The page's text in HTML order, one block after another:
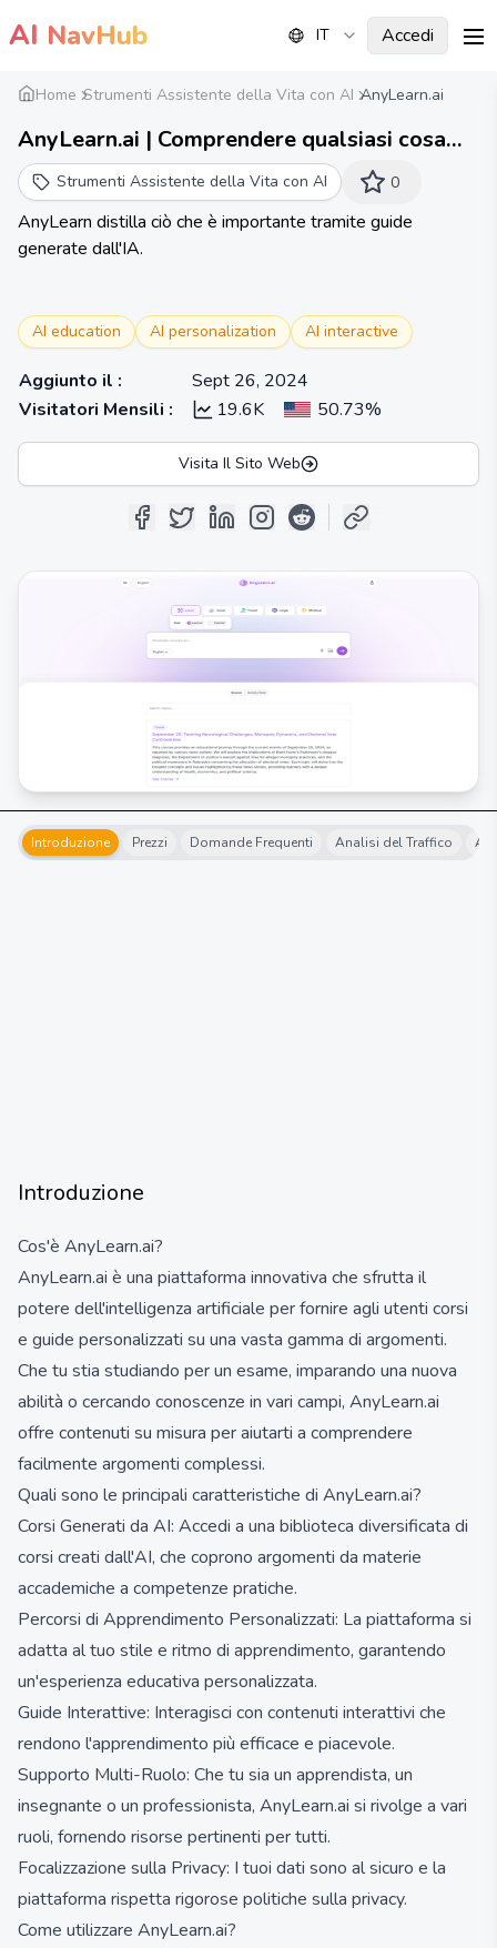
AI NavHub IT Accedi
Home Strumenti Assistente della Vita con AI AnyLearn.ai
AnyLearn.ai | Comprendere qualsiasi cosa
con corsi e guide generati dall'IA
Strumenti Assistente della Vita con AI 0
AnyLearn distilla ciò che è importante tramite guide
generate dall'IA.
AI education AI personalization AI interactive
Aggiunto il :
Sept 26, 2024
Visitatori Mensili : 19.6K 50.73%
Visita Il Sito Web
Introduzione Prezzi Domande Frequenti Analisi del Traffico
Introduzione
Cos'è AnyLearn.ai?
AnyLearn.ai è una piattaforma innovativa che sfrutta il
potere dell'intelligenza artificiale per fornire agli utenti corsi
e guide personalizzati su una vasta gamma di argomenti.
Che tu stia studiando per un esame, imparando una nuova
abilità o cercando conoscenze in vari campi, AnyLearn.ai
offre contenuti su misura per aiutarti a comprendere
facilmente argomenti complessi.
Quali sono le principali caratteristiche di AnyLearn.ai?
Corsi Generati da AI: Accedi a una biblioteca diversificata di
corsi creati dall'AI, che coprono argomenti da materie
accademiche a competenze pratiche.
Percorsi di Apprendimento Personalizzati: La piattaforma si
adatta al tuo stile e ritmo di apprendimento, garantendo
un'esperienza educativa personalizzata.
Guide Interattive: Interagisci con contenuti interattivi che
rendono l'apprendimento più efficace e piacevole.
Supporto Multi-Ruolo: Che tu sia un apprendista, un
insegnante o un professionista, AnyLearn.ai si rivolge a vari
ruoli, fornendo risorse pertinenti per tutti.
Focalizzazione sulla Privacy: I tuoi dati sono al sicuro e la
piattaforma rispetta rigorose politiche sulla privacy.
Come utilizzare AnyLearn.ai?